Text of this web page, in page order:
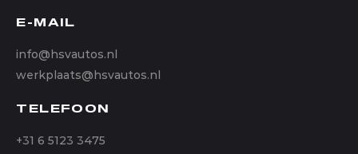
E-MAIL
info@hsvautos.nl
werkplaats@hsvautos.nl
TELEFOON
+31 6 5123 3475